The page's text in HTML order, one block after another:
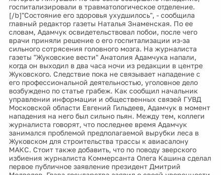
госпитализировали в травматологическое отделение.
[/b]"Состояние его здоровья ухудшилось", - сообщила
главный редактор газеты Наталья Знаменская. По ее
словам, Адамчук освидетельствовал побои, после чего
врачи приняли решение о его госпитализации из-за
сильного сотрясения головного мозга. На журналиста
газеты "Жуковские вести" Анатолия Адамчука напали,
когда он выходил в два часа ночи из редакции в центре
Жуковского. Следствие пока не связывает нападение с
его профессиональной деятельностью, уголовное дело
возбуждено по статье грабеж. Как сообщил начальник
управлении информации и общественных связей ГУВД
Московской области Евгений Гильдеев, Адамчук в момент
нападения на него был сильно пьян. Между тем, коллеги
журналиста говорят, что последнее время Адамчук
занимался проблемой предполагаемой вырубки леса в
Жуковском для строительства трассы к авиасалону
МАКС. Стоит также добавить, что по поводу зверского
избиения журналиста Коммерсанта Олега Кашина сделал
первое публичное заявление президент Дмитрий